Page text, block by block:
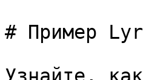
# Пример